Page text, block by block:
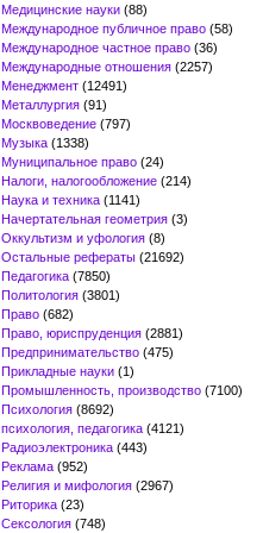
Медицинские науки (88)
Международное публичное право (58)
Международное частное право (36)
Международные отношения (2257)
Менеджмент (12491)
Металлургия (91)
Москвоведение (797)
Музыка (1338)
Муниципальное право (24)
Налоги, налогообложение (214)
Наука и техника (1141)
Начертательная геометрия (3)
Оккультизм и уфология (8)
Остальные рефераты (21692)
Педагогика (7850)
Политология (3801)
Право (682)
Право, юриспруденция (2881)
Предпринимательство (475)
Прикладные науки (1)
Промышленность, производство (7100)
Психология (8692)
психология, педагогика (4121)
Радиоэлектроника (443)
Реклама (952)
Религия и мифология (2967)
Риторика (23)
Сексология (748)